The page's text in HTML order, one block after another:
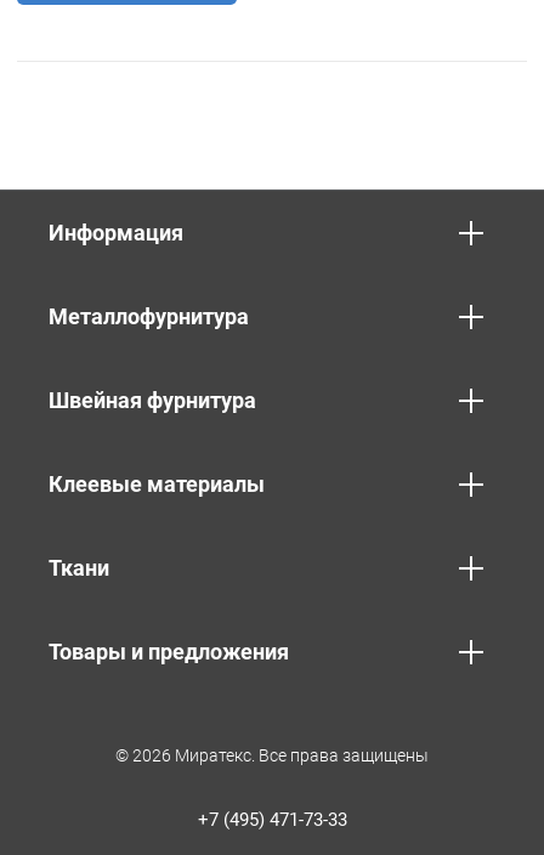
Информация
Металлофурнитура
Швейная фурнитура
Клеевые материалы
Ткани
Товары и предложения
© 2026 Миратекс. Все права защищены
+7 (495) 471-73-33